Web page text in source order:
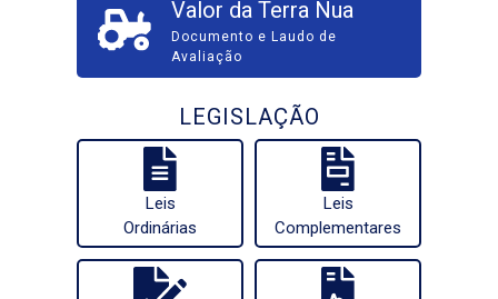
Valor da Terra Nua
Documento e Laudo de
Avaliação
LEGISLAÇÃO
Leis
Ordinárias
Leis
Complementares